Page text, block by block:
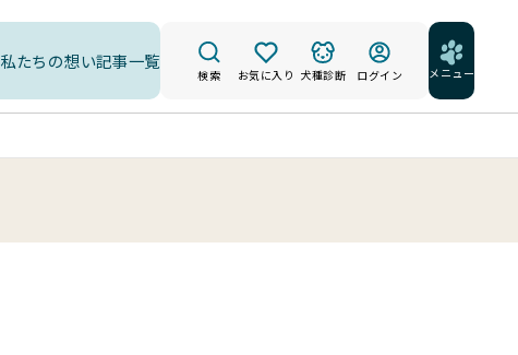
私たちの想い記事一覧
検索 お気に入り 犬種診断 ログイン メニュー